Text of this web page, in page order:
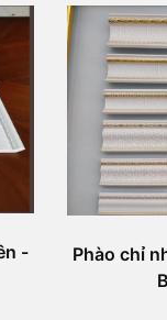
-
Phào chỉ